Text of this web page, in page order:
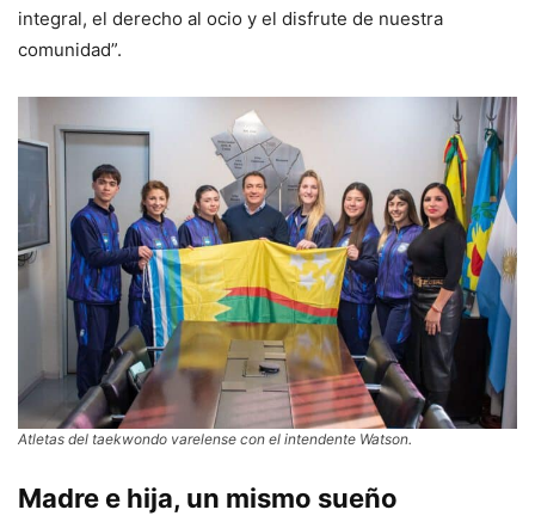
integral, el derecho al ocio y el disfrute de nuestra
comunidad”.
Atletas del taekwondo varelense con el intendente Watson.
Madre e hija, un mismo sueño